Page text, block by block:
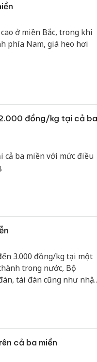
ở miền Bắc, trong khi
phía Nam, giá heo hơi
đồng/kg tại cả ba
cả ba miền với mức điều
3.000 đồng/kg tại một
trong nước, Bộ
tái đàn cũng như
cả ba miền
công khai
ngàn sản phẩm
nhập lậu, bảo
Thanh Hóa:
Moyuum giả